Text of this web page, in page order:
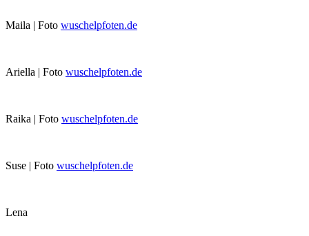
Maila | Foto wuschelpfoten.de
Ariella | Foto wuschelpfoten.de
Raika | Foto wuschelpfoten.de
Suse | Foto wuschelpfoten.de
Lena